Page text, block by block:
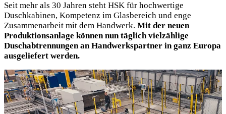
Seit mehr als 30 Jahren steht HSK für hochwertige
Duschkabinen, Kompetenz im Glasbereich und enge
Zusammenarbeit mit dem Handwerk. Mit der neuen
Produktionsanlage können nun täglich vielzählige
Duschabtrennungen an Handwerkspartner in ganz Europa
ausgeliefert werden.